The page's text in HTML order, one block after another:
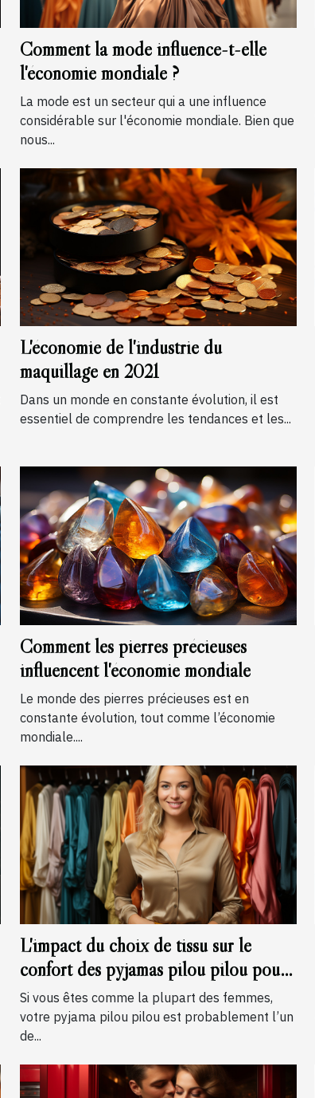
Comment la mode influence-t-elle
l'économie mondiale ?
La mode est un secteur qui a une influence
considérable sur l'économie mondiale. Bien que
nous...
L'économie de l'industrie du
maquillage en 2021
Dans un monde en constante évolution, il est
essentiel de comprendre les tendances et les...
Comment les pierres précieuses
influencent l'économie mondiale
Le monde des pierres précieuses est en
constante évolution, tout comme l’économie
mondiale....
L'impact du choix de tissu sur le
confort des pyjamas pilou pilou pour
femmes
Si vous êtes comme la plupart des femmes,
votre pyjama pilou pilou est probablement l’un
de...